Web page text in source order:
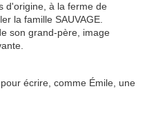
d'origine, à la ferme de
la famille SAUVAGE.
son grand-père, image
écrire, comme Émile, une